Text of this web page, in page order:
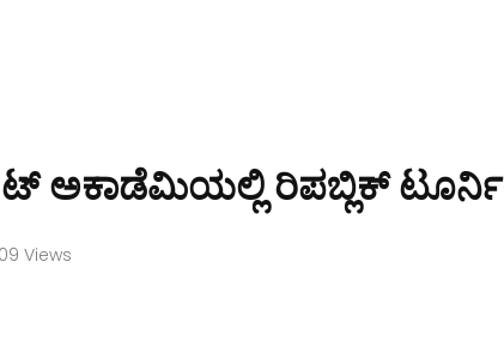
ಅಕಾಡೆಮಿಯಲ್ಲಿ ರಿಪಬ್ಲಿಕ್ ಟೂರ್ನಿ
Views